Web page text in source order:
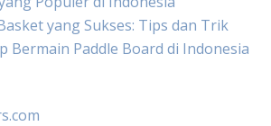
yang Sukses: Tips dan Trik
Bermain Paddle Board di Indonesia